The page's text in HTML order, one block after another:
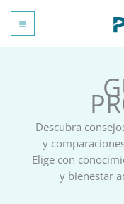
contenido
Descubra
y
Elige con
y bienestar